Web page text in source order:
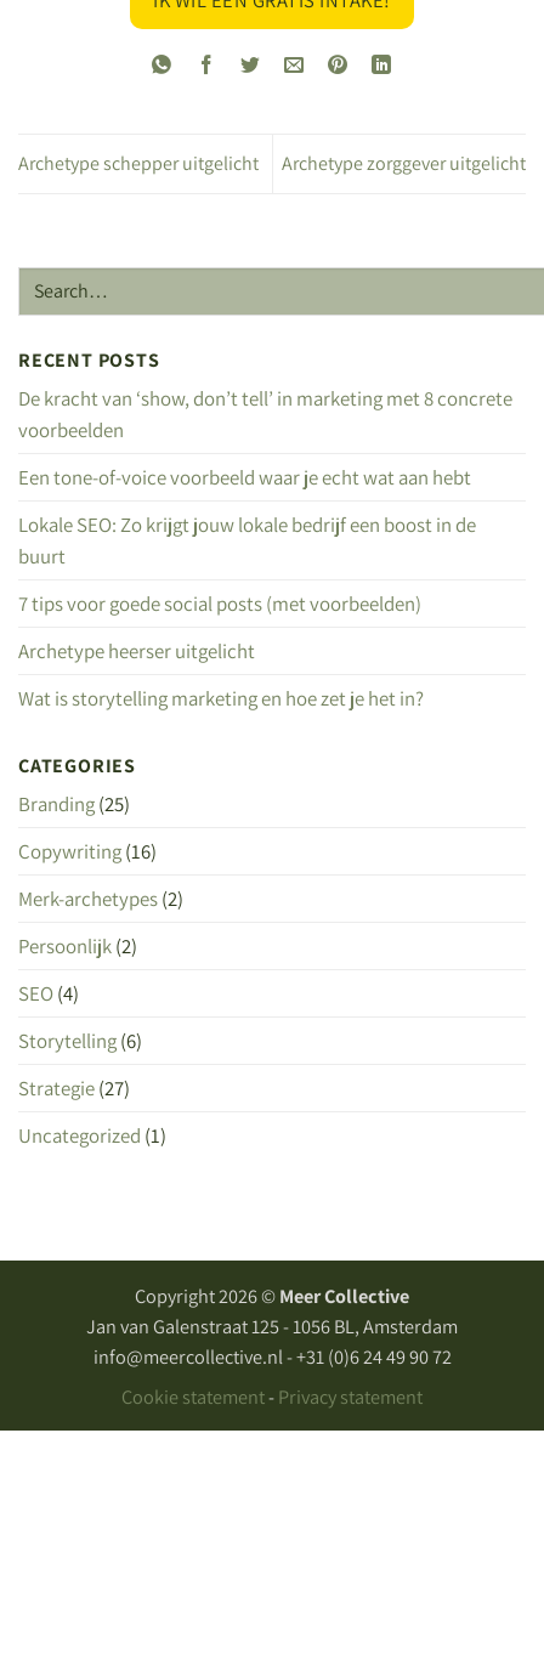
Archetype schepper uitgelicht Archetype zorggever uitgelicht
RECENT POSTS
De kracht van ‘show, don’t tell’ in marketing met 8 concrete
voorbeelden
Een tone-of-voice voorbeeld waar je echt wat aan hebt
Lokale SEO: Zo krijgt jouw lokale bedrijf een boost in de
buurt
7 tips voor goede social posts (met voorbeelden)
Archetype heerser uitgelicht
Wat is storytelling marketing en hoe zet je het in?
CATEGORIES
Branding(25)
Copywriting(16)
Merk-archetypes(2)
Persoonlijk(2)
SEO(4)
Storytelling(6)
Strategie(27)
Uncategorized (1)
Copyright 2026 ©Meer Collective
Jan van Galenstraat 125 - 1056 BL, Amsterdam
info@meercollective.nl - +31 (0)6 24 49 90 72
Cookie statement-Privacy statement